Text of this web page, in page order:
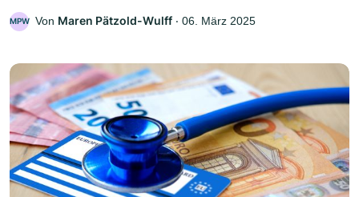
MPW Von Maren Pätzold-Wulff ‧ 06. März 2025